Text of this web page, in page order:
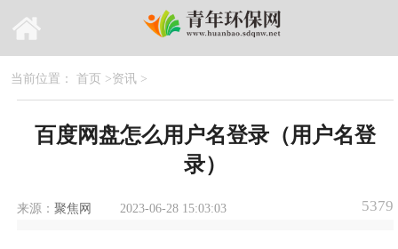
当前位置： 首页 >资讯>
百度网盘怎么用户名登录（用户名登
录）
来源： 聚焦网 2023-06-28 15:03:03 5379